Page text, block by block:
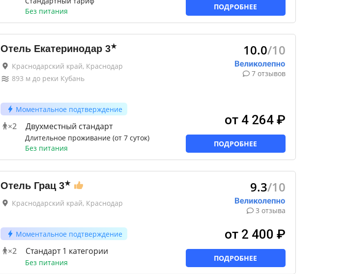
Без питания
ПОДРОБНЕЕ
Отель Екатеринодар 3★
Краснодарский край, Краснодар
893 м до реки Кубань
Моментальное подтверждение
×2 Двухместный стандарт
Длительное проживание (от 7 суток)
Без питания
10.0/10
7 отзывов
от 4 264 ₽
ПОДРОБНЕЕ
Отель Грац 3★
Краснодарский край, Краснодар
Моментальное подтверждение
×2 Стандарт 1 категории
Без питания
9.3/10
3 отзыва
от 2 400 ₽
ПОДРОБНЕЕ